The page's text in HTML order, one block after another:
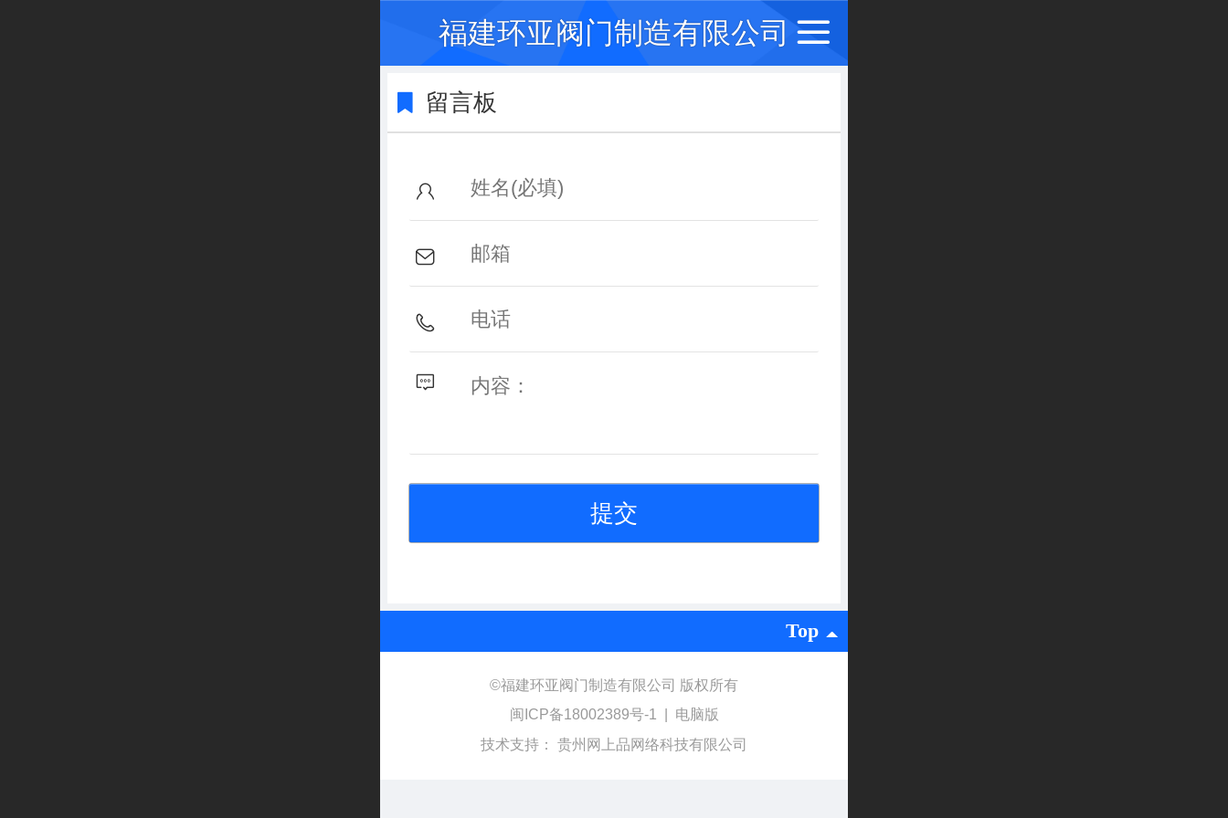
福建环亚阀门制造有限公司
留言板
Top
©福建环亚阀门制造有限公司 版权所有
闽ICP备18002389号-1
电脑版
技术支持： 贵州网上品网络科技有限公司